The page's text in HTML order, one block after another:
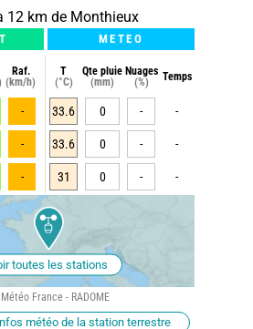
12 km de Monthieux
METEO
Raf.
(km/h)
T
(°C)
Qte pluie
(mm)
Nuages
(%)
Temps
- 33.6 0 - -
- 33.6 0 - -
- 31 0 - -
toutes les stations
Météo France - RADOME
météo de la station terrestre